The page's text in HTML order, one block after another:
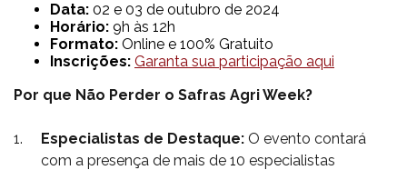
Data: 02 e 03 de outubro de 2024
Horário: 9h às 12h
Formato: Online e 100% Gratuito
Inscrições: Garanta sua participação aqui
Por que Não Perder o Safras Agri Week?
Especialistas de Destaque: O evento contará
com a presença de mais de 10 especialistas